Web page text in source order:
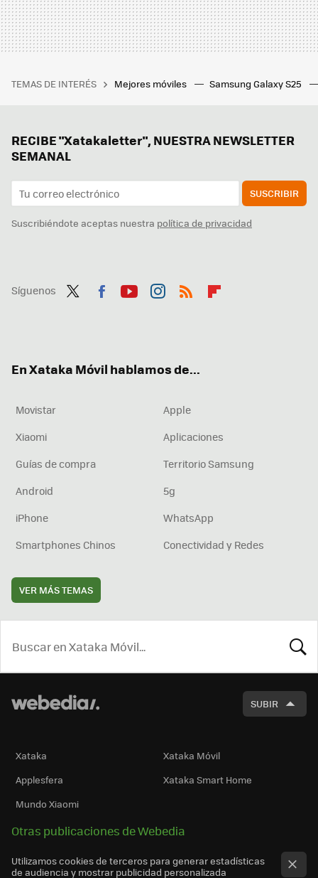
TEMAS DE INTERÉS Mejores móviles Samsung Galaxy S25
RECIBE "Xatakaletter", NUESTRA NEWSLETTER
SEMANAL
SUSCRIBIR
Suscribiéndote aceptas nuestra política de privacidad
Síguenos
En Xataka Móvil hablamos de...
Movistar
Apple
Xiaomi
Aplicaciones
Guías de compra
Territorio Samsung
Android
5g
iPhone
WhatsApp
Smartphones Chinos
Conectividad y Redes
VER MÁS TEMAS
SUBIR
Xataka
Xataka Móvil
Applesfera
Xataka Smart Home
Mundo Xiaomi
Otras publicaciones de Webedia
Utilizamos cookies de terceros para generar estadísticas
de audiencia y mostrar publicidad personalizada